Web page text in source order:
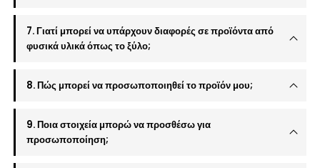
7. Γιατί μπορεί να υπάρχουν διαφορές σε προϊόντα από
φυσικά υλικά όπως το ξύλο;
8. Πώς μπορεί να προσωποποιηθεί το προϊόν μου;
9. Ποια στοιχεία μπορώ να προσθέσω για
προσωποποίηση;